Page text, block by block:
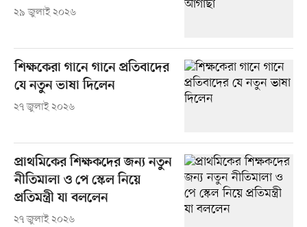
২৯ জুলাই ২০২৬
শিক্ষকেরা গানে গানে প্রতিবাদের
যে নতুন ভাষা দিলেন
২৭ জুলাই ২০২৬
প্রাথমিকের শিক্ষকদের জন্য নতুন
নীতিমালা ও পে স্কেল নিয়ে
প্রতিমন্ত্রী যা বললেন
২৭ জুলাই ২০২৬